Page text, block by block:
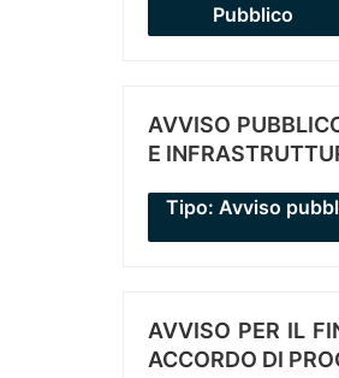
Pubblico
AVVISO
E
Tipo: Avviso
AVVISO PER IL
ACCORDO DI